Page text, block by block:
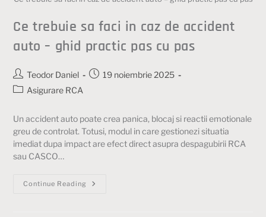
Ce trebuie sa faci in caz de accident
auto – ghid practic pas cu pas
Teodor Daniel
19 noiembrie 2025
Asigurare RCA
Un accident auto poate crea panica, blocaj si reactii emotionale
greu de controlat. Totusi, modul in care gestionezi situatia
imediat dupa impact are efect direct asupra despagubirii RCA
sau CASCO…
Continue Reading